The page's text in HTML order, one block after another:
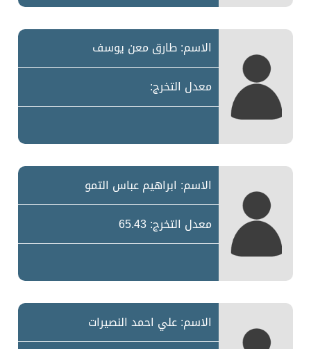
الاسم: طارق معن يوسف
معدل التخرج:
الاسم: ابراهيم عباس التمو
معدل التخرج: 65.43
الاسم: علي احمد النصيرات